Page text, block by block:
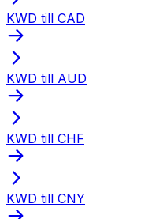
KWD till CAD
KWD till AUD
KWD till CHF
KWD till CNY